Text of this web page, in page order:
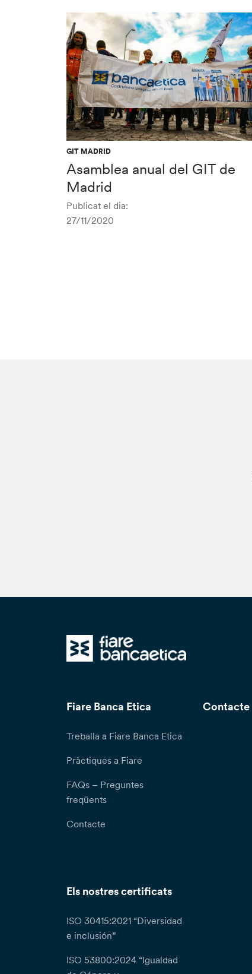
GIT MADRID
Asamblea anual del GIT de
Madrid
Publicat el dia:
27/11/2020
Fiare Banca Etica
Treballa a Fiare Banca Etica
Pràctiques a Fiare
FAQs – Preguntes
freqüents
Contacte
Contacte
Els nostres certificats
ISO 30415:2021 “Diversidad
e inclusión”
ISO 53800:2024 “Igualdad